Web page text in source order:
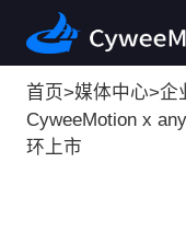
首页>媒体中心>企
CyweeMotion x
环上市